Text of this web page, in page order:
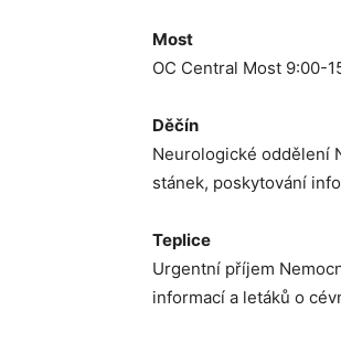
Most
OC Central Most 9:00-
Děčín
Neurologické oddělení
stánek, poskytování
Teplice
Urgentní příjem
informací a letáků o